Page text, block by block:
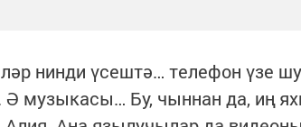
нинди үсештә… телефон үзе
музыкасы… Бу, чыннан да, иң